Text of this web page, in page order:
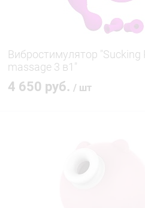
Вибростимулятор "Sucking
massage 3 в1"
4 650 руб. / шт